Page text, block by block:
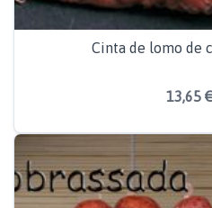
Cinta de lomo de
13,65